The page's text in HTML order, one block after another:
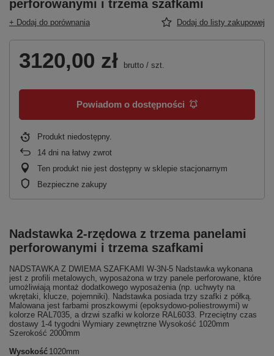
perforowanymi i trzema szafkami
+ Dodaj do porównania Dodaj do listy zakupowej
3120,00 zł brutto / szt.
Powiadom o dostępności
Produkt niedostępny
14 dni na łatwy zwrot
Ten produkt nie jest dostępny w sklepie stacjonarnym
Bezpieczne zakupy
Nadstawka 2-rzędowa z trzema panelami
perforowanymi i trzema szafkami
NADSTAWKA Z DWIEMA SZAFKAMI W-3N-5 Nadstawka wykonana
jest z profili metalowych, wyposażona w trzy panele perforowane, które
umożliwiają montaż dodatkowego wyposażenia (np. uchwyty na
wkrętaki, klucze, pojemniki). Nadstawka posiada trzy szafki z półką.
Malowana jest farbami proszkowymi (epoksydowo-poliestrowymi) w
kolorze RAL7035, a drzwi szafki w kolorze RAL6033. Przeciętny czas
dostawy 1-4 tygodni Wymiary zewnętrzne Wysokość 1020mm
Szerokość 2000mm
Wysokość 1020mm